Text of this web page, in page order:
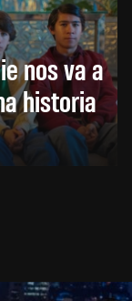
nos va a
historia